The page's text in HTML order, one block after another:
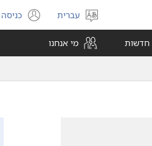
בחר
שפה
עברית כניסה
(פותח
חלון
חדשות מי אנחנו